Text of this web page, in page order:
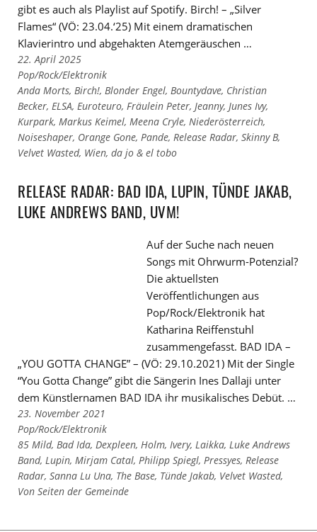
gibt es auch als Playlist auf Spotify. Birch! – „Silver
Flames“ (VÖ: 23.04.‘25) Mit einem dramatischen
Klavierintro und abgehakten Atemgeräuschen …
22. April 2025
Links
zu
den
Kategorien
Pop/Rock/Elektronik
Links
zu
den
Tags
Anda Morts, Birch!, Blonder Engel, Bountydave, Christian
Becker, ELSA, Euroteuro, Fräulein Peter, Jeanny, Junes Ivy,
Kurpark, Markus Keimel, Meena Cryle, Niederösterreich,
Noiseshaper, Orange Gone, Pande, Release Radar, Skinny B,
Velvet Wasted, Wien, da jo & el tobo
RELEASE RADAR: BAD IDA, LUPIN, TÜNDE JAKAB,
LUKE ANDREWS BAND, UVM!
Auf der Suche nach neuen
Songs mit Ohrwurm-Potenzial?
Die aktuellsten
Veröffentlichungen aus
Pop/Rock/Elektronik hat
Katharina Reiffenstuhl
zusammengefasst. BAD IDA –
„YOU GOTTA CHANGE” – (VÖ: 29.10.2021) Mit der Single
“You Gotta Change” gibt die Sängerin Ines Dallaji unter
dem Künstlernamen BAD IDA ihr musikalisches Debüt. …
23. November 2021
Links
zu
den
Kategorien
Pop/Rock/Elektronik
Links
zu
den
Tags
85 Mild, Bad Ida, Dexpleen, Holm, Ivery, Laikka, Luke Andrews
Band, Lupin, Mirjam Catal, Philipp Spiegl, Pressyes, Release
Radar, Sanna Lu Una, The Base, Tünde Jakab, Velvet Wasted,
Von Seiten der Gemeinde